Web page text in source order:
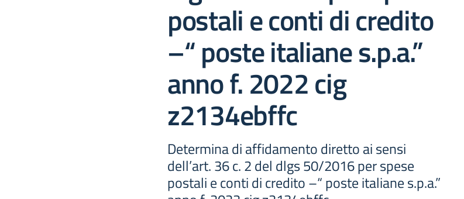
postali e conti di credito
–“ poste italiane s.p.a.”
anno f. 2022 cig
z2134ebffc
Determina di affidamento diretto ai sensi
dell’art. 36 c. 2 del dlgs 50/2016 per spese
postali e conti di credito –“ poste italiane s.p.a.”